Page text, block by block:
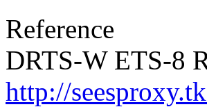
Reference
DRTS-W ETS-8
http://